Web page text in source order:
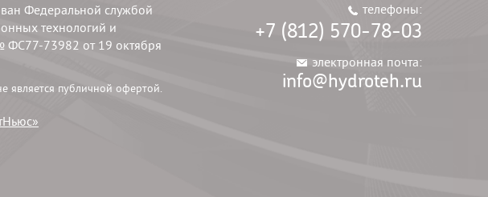
Федеральной службой
технологий и
73982 от 19 октября
является публичной офертой.
телефоны:
+7 (812) 570-78-03
электронная почта:
info@hydroteh.ru